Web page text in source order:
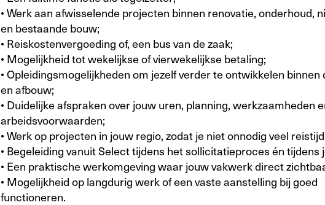
• Werk aan afwisselende projecten binnen renovatie, onderhoud,
en bestaande bouw;
• Reiskostenvergoeding of, een bus van de zaak;
• Mogelijkheid tot wekelijkse of vierwekelijkse betaling;
• Opleidingsmogelijkheden om jezelf verder te ontwikkelen binnen
en afbouw;
• Duidelijke afspraken over jouw uren, planning, werkzaamheden
arbeidsvoorwaarden;
• Werk op projecten in jouw regio, zodat je niet onnodig veel
• Begeleiding vanuit Select tijdens het sollicitatieproces én tijdens
• Een praktische werkomgeving waar jouw vakwerk direct
• Mogelijkheid op langdurig werk of een vaste aanstelling bij goed
functioneren.